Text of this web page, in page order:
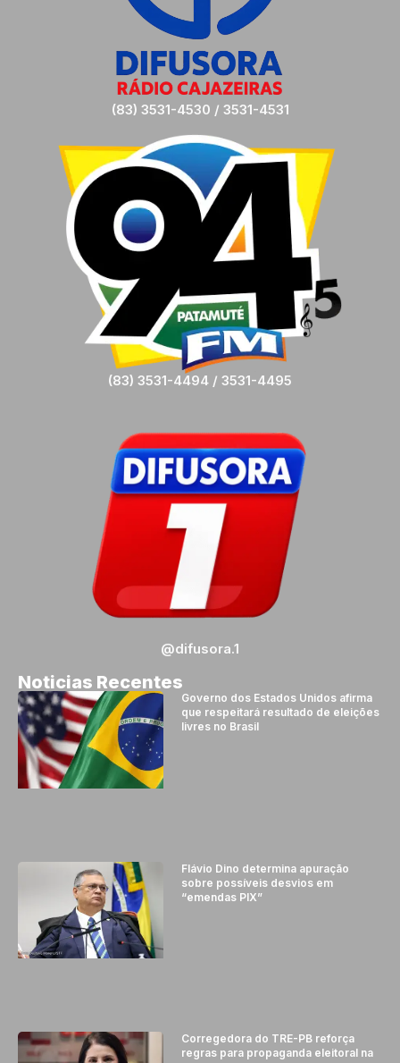
(83) 3531-4530 / 3531-4531
(83) 3531-4494 / 3531-4495
@difusora.1
Noticias Recentes
Governo dos Estados Unidos afirma
que respeitará resultado de eleições
livres no Brasil
Flávio Dino determina apuração
sobre possíveis desvios em
“emendas PIX”
Corregedora do TRE-PB reforça
regras para propaganda eleitoral na